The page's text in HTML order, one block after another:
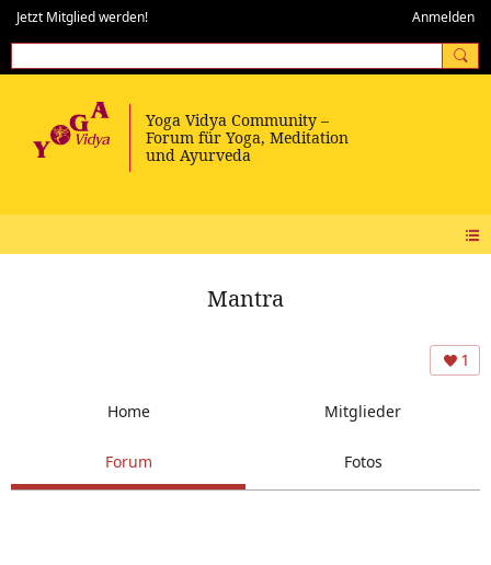
Jetzt Mitglied werden! Anmelden
Mantra
1
Home Mitglieder
Forum Fotos